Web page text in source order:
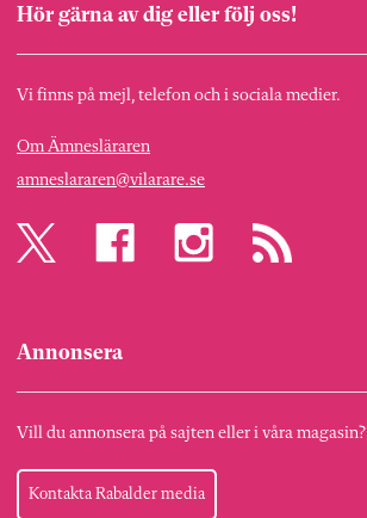
Hör gärna av dig eller följ oss!
Vi finns på mejl, telefon och i sociala medier.
Om Ämnesläraren
amneslararen@vilarare.se
Annonsera
Vill du annonsera på sajten eller i våra magasin?
Kontakta Rabalder media